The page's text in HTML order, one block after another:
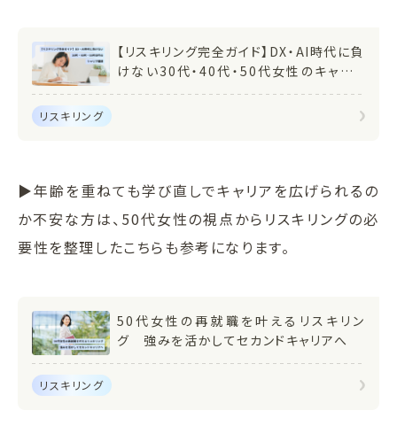
【リスキリング完全ガイド】DX・AI時代に負
けない30代・40代・50代女性のキャリア
戦略
リスキリング
▶年齢を重ねても学び直しでキャリアを広げられるの
か不安な方は、50代女性の視点からリスキリングの必
要性を整理したこちらも参考になります。
50代女性の再就職を叶えるリスキリン
グ 強みを活かしてセカンドキャリアへ
リスキリング